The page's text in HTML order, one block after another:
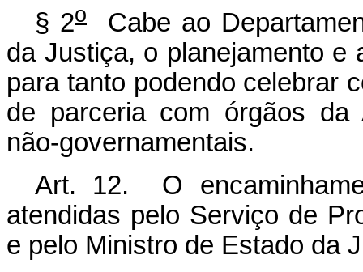
§ 2o
Cabe ao
da Justiça, o planejamento e
para tanto podendo celebrar
de parceria com órgãos da
não-governamentais.
Art. 12. O
atendidas pelo Serviço de
e pelo Ministro de Estado da